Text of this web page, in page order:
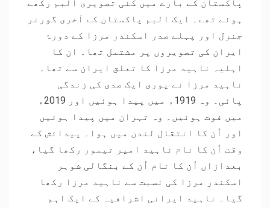
پاکستان کے بارے میں کئی تصویری البم رکھے
ہوئے تھے۔ ایک البم پاکستان کے آخری گورنر
جنرل اور پہلے صدر اسکندر مرزا کے دورۂ
ایران کی تصویروں پر مشتمل تھا۔ ان کا
اہلیہ ناہید مرزا کا تعلق ایران سے تھا۔
ناہید مرزا نے پوری ایک صدی کی زندگی
پائی۔ وہ 1919ء میں پیدا ہوئیں اور 2019ء
میں فوت ہوئیں۔ وہ تہران میں پیدا ہوئیں
اور اُن کا انتقال لندن میں ہوا۔ پیدائش کے
وقت اُن کا نام ناہید امیر تیمور رکھا گیا،
بعدازاں اُن کا نام اُن کے بنگالی شوہر
اسکندر مرزا کی نسبت سے ناہید مرزا رکھا
گیا۔ ناہید ایرانی اشرافیہ کے ایک اہم